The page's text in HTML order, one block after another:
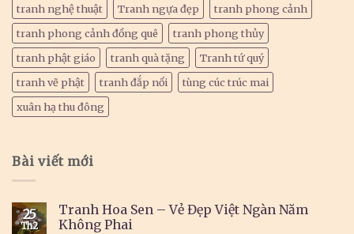
tranh nghệ thuật
Tranh ngựa đẹp
tranh phong cảnh
tranh phong cảnh đồng quê
tranh phong thủy
tranh phật giáo
tranh quà tặng
Tranh tứ quý
tranh vẽ phật
tranh đắp nổi
tùng cúc trúc mai
xuân hạ thu đông
Bài viết mới
25
Th2
Tranh Hoa Sen – Vẻ Đẹp Việt Ngàn Năm
Không Phai